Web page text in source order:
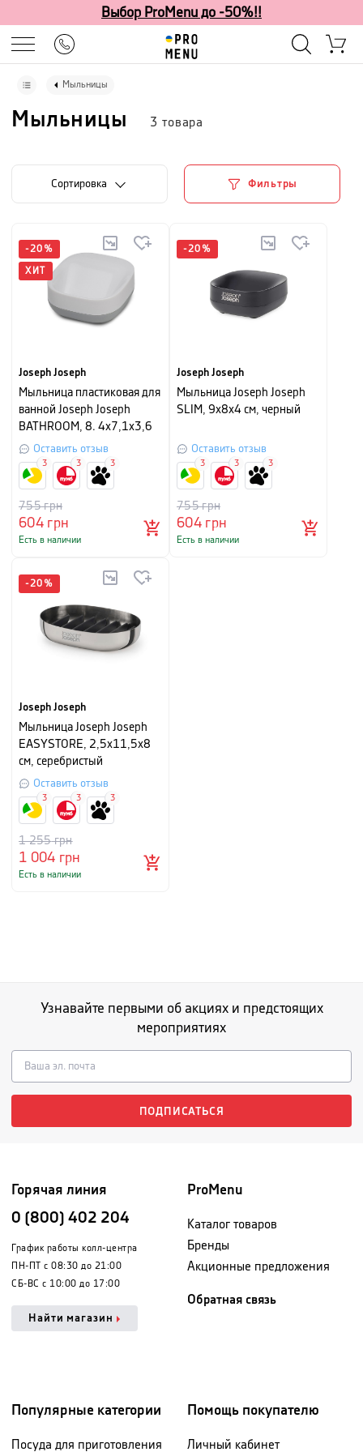
Выбор ProMenu до -50%!!
Мыльницы
Мыльницы 3 товара
Cортировка Фильтры
-20 %
ХИТ
Joseph Joseph
Мыльница пластиковая для
ванной Joseph Joseph
BATHROOM, 8. 4х7,1х3,6
см, серый
Оставить отзыв
604грн
755грн
Есть в наличии
3 3 3
-20 %
Joseph Joseph
Мыльница Joseph Joseph
SLIM, 9х8х4 см, черный
Оставить отзыв
604грн
755грн
Есть в наличии
3 3 3
-20 %
Joseph Joseph
Мыльница Joseph Joseph
EASYSTORE, 2,5x11,5x8
см, серебристый
Оставить отзыв
1 004 грн
1 255грн
Есть в наличии
3 3 3
Узнавайте первыми об акциях и предстоящих
мероприятиях
ПОДПИСАТЬСЯ
Горячая линия
0 (800) 402 204
График работы колл-центра
ПН-ПТ с 08:30 до 21:00
СБ-ВС с 10:00 до 17:00
Найти магазин
ProMenu
Каталог товаров
Бренды
Акционные предложения
Обратная связь
Популярные категории
Посуда для приготовления
Помощь покупателю
Личный кабинет